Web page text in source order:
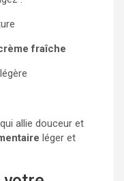
fraîche
allie douceur et
léger et